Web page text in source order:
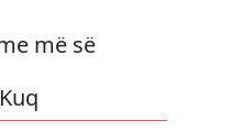
më së